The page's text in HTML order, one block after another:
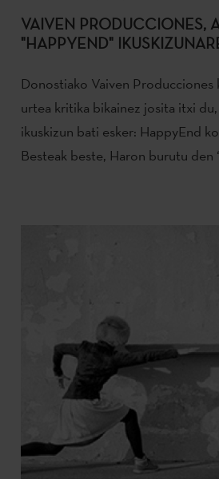
VAIVEN PRODUCCIONES,
"HAPPYEND"
Donostiako Vaiven Producciones
urtea kritika bikainez josita itxi
ikuskizun bati esker: HappyEnd
Besteak beste, Haron burutu den